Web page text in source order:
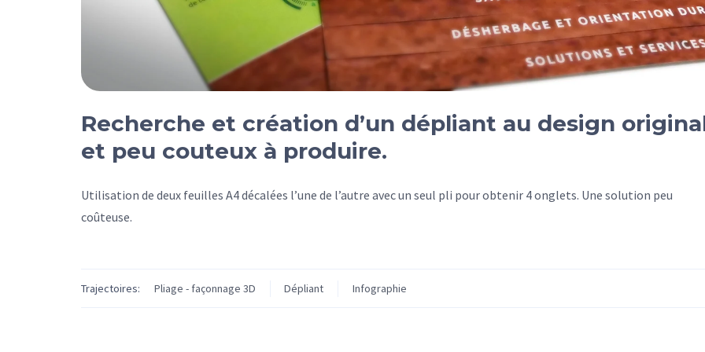
Recherche et création d’un dépliant au design
et peu couteux à produire.
Utilisation de deux feuilles A4 décalées l’une de l’autre avec un seul pli pour obtenir 4 onglets. Une solution peu
coûteuse.
Trajectoires: Pliage - façonnage 3D Dépliant Infographie